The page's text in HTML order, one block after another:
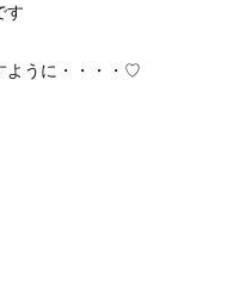
す
ように・・・・♡